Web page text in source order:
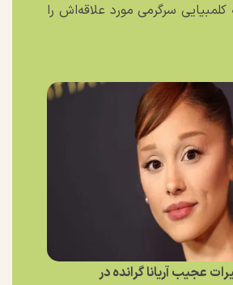
۶۷ ساله کلمبیایی سرگرمی مورد علاقه‌اش را
عجیب آریانا گرانده در